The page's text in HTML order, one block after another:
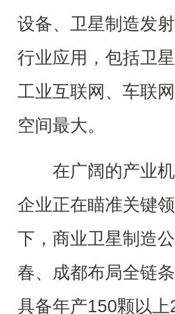
设备、卫星制造发
行业应用，包括卫
工业互联网、车联
空间最大。
在广阔的产业机
企业正在瞄准关键
下，商业卫星制造
春、成都布局全链
具备年产150颗以